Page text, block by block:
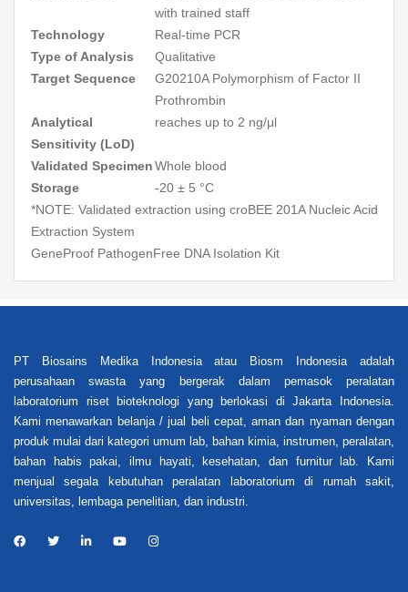
with trained staff
Technology
Real-time PCR
Type of Analysis
Qualitative
Target Sequence
G20210A Polymorphism of Factor II
Prothrombin
Analytical
Sensitivity (LoD)
reaches up to 2 ng/μl
Validated SpecimenWhole blood
Storage
-20 ± 5 °C
*NOTE: Validated extraction using croBEE 201A Nucleic Acid
Extraction System
GeneProof PathogenFree DNA Isolation Kit
PT Biosains Medika Indonesia atau Biosm Indonesia adalah
perusahaan swasta yang bergerak dalam pemasok peralatan
laboratorium riset bioteknologi yang berlokasi di Jakarta Indonesia.
Kami menawarkan belanja / jual beli cepat, aman dan nyaman dengan
produk mulai dari kategori umum lab, bahan kimia, instrumen, peralatan,
bahan habis pakai, ilmu hayati, kesehatan, dan furnitur lab. Kami
menjual segala kebutuhan peralatan laboratorium di rumah sakit,
universitas, lembaga penelitian, dan industri.